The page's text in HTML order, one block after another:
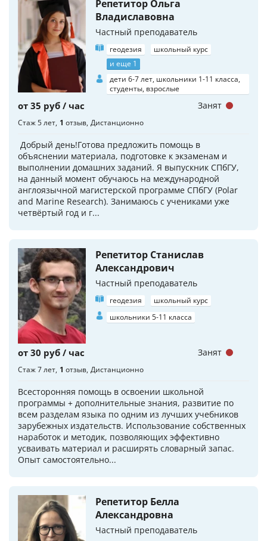
Репетитор Ольга
Владиславовна
Частный преподаватель
геодезия
школьный курс
и еще 1
дети 6-7 лет, школьники 1-11 класса,
студенты, взрослые
от 35 руб / час
Стаж 5 лет 1 отзыв Дистанционно
Добрый день!Готова предложить помощь в
объяснении материала, подготовке к экзаменам и
выполнении домашних заданий. Я выпускник СПбГУ,
на данный момент обучаюсь на международной
англоязычной магистерской программе СПбГУ (Polar
and Marine Research). Занимаюсь с учениками уже
четвёртый год и г...
Занят
Репетитор Станислав
Александрович
Частный преподаватель
геодезия
школьный курс
школьники 5-11 класса
от 30 руб / час
Стаж 7 лет 1 отзыв Дистанционно
Всесторонняя помощь в освоении школьной
программы + дополнительные знания, развитие по
всем разделам языка по одним из лучших учебников
зарубежных издательств. Использование собственных
наработок и методик, позволяющих эффективно
усваивать материал и расширять словарный запас.
Опыт самостоятельно...
Занят
Репетитор Белла
Александровна
Частный преподаватель